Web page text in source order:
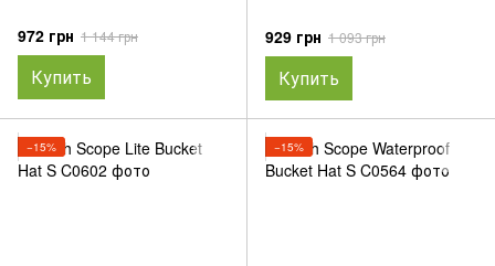
972 грн 1 144 грн
Купить
929 грн 1 093 грн
Купить
−15% −15%